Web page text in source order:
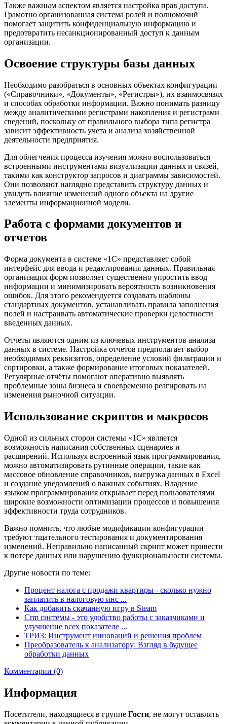
Также важным аспектом является настройка прав доступа.
Грамотно организованная система ролей и полномочий
помогает защитить конфиденциальную информацию и
предотвратить несанкционированный доступ к данным
организации.
Освоение структуры базы данных
Необходимо разобраться в основных объектах конфигурации
(«Справочники», «Документы», «Регистры»), их взаимосвязях
и способах обработки информации. Важно понимать разницу
между аналитическими регистрами накопления и регистрами
сведений, поскольку от правильного выбора типа регистра
зависит эффективность учета и анализа хозяйственной
деятельности предприятия.
Для облегчения процесса изучения можно воспользоваться
встроенными инструментами визуализации данных и связей,
такими как конструктор запросов и диаграммы зависимостей.
Они позволяют наглядно представить структуру данных и
увидеть влияние изменений одного объекта на другие
элементы информационной модели.
Работа с формами документов и
отчетов
Форма документа в системе «1С» представляет собой
интерфейс для ввода и редактирования данных. Правильная
организация форм позволяет существенно упростить ввод
информации и минимизировать вероятность возникновения
ошибок. Для этого рекомендуется создавать шаблоны
стандартных документов, устанавливать правила заполнения
полей и настраивать автоматические проверки целостности
введенных данных.
Отчеты являются одним из ключевых инструментов анализа
данных в системе. Настройка отчетов предполагает выбор
необходимых реквизитов, определение условий фильтрации и
сортировки, а также формирование итоговых показателей.
Регулярные отчёты помогают оперативно выявлять
проблемные зоны бизнеса и своевременно реагировать на
изменения рыночной ситуации.
Использование скриптов и макросов
Одной из сильных сторон системы «1С» является
возможность написания собственных сценариев и
расширений. Используя встроенный язык программирования,
можно автоматизировать рутинные операции, такие как
массовое обновление справочников, выгрузка данных в Excel
и создание уведомлений о важных событиях. Владение
языком программирования открывает перед пользователями
широкие возможности оптимизации процессов и повышения
эффективности труда сотрудников.
Важно помнить, что любые модификации конфигурации
требуют тщательного тестирования и документирования
изменений. Неправильно написанный скрипт может привести
к потере данных или нарушению функциональности системы.
Другие новости по теме:
Процент налога с продажи квартиры - сколько нужно
заплатить в налоговую инс ...
Как добавить скачанную игру в Steam
Crm системы - это удобство работы с заказчиками и
улучшение всех показателе ...
ТРИЗ: Инструмент инноваций и решения проблем
Преобразователь к анализатору: Взгляд в будущее
обработки данных
Комментарии (0)
Информация
Посетители, находящиеся в группе Гости, не могут оставлять